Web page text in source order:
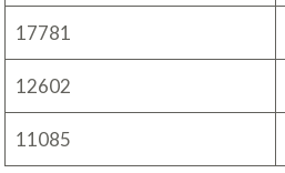
17781
12602
11085